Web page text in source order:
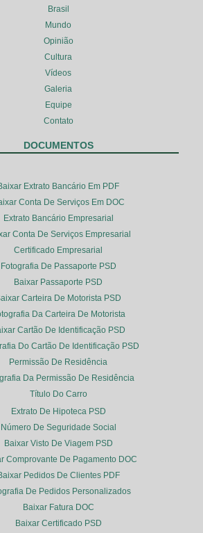
Brasil
Mundo
Opinião
Cultura
Vídeos
Galeria
Equipe
Contato
DOCUMENTOS
Extrato Bancário Em PDF
Conta De Serviços Em DOC
Extrato Bancário Empresarial
Conta De Serviços Empresarial
Certificado Empresarial
Fotografia De Passaporte PSD
Baixar Passaporte PSD
Carteira De Motorista PSD
Da Carteira De Motorista
Cartão De Identificação PSD
Do Cartão De Identificação PSD
Permissão De Residência
Da Permissão De Residência
Título Do Carro
Extrato De Hipoteca PSD
Número De Seguridade Social
Baixar Visto De Viagem PSD
Comprovante De Pagamento DOC
Pedidos De Clientes PDF
De Pedidos Personalizados
Baixar Fatura DOC
Baixar Certificado PSD